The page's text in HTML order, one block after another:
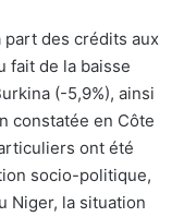
part des crédits aux
fait de la baisse
(-5,9%), ainsi
constatée en Côte
ont été
socio-politique,
Niger, la situation